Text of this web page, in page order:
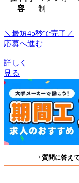
容
制
＼最短45秒で完了／
応募へ進む
詳しく
見る
\ 質問に答えて